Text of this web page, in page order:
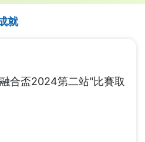
就
合盃2024第二站"比賽取